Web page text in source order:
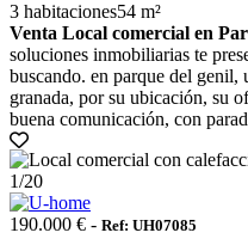
3 habitaciones54 m²
Venta Local comercial en
soluciones inmobiliarias te
buscando. en parque del genil,
granada, por su ubicación, su
buena comunicación, con
1/20
190.000 € - Ref: UH07085